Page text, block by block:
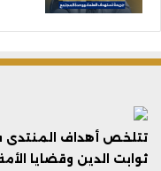
تتلخص أهداف
ثوابت الدين وقضايا